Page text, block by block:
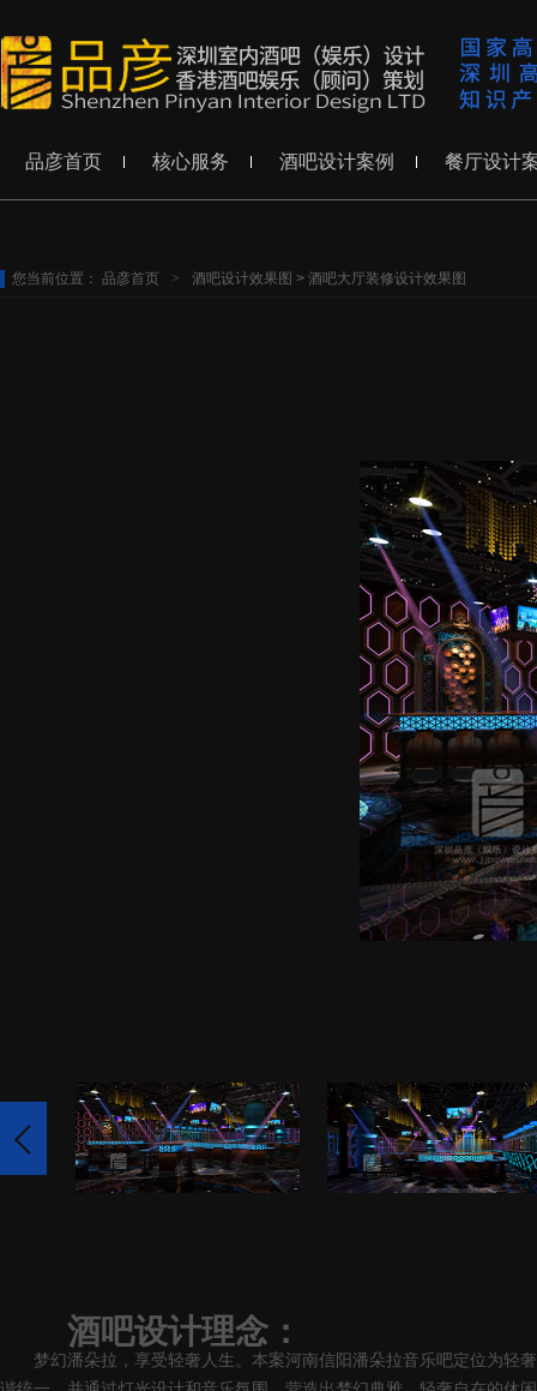
品彦首页 核心服务 酒吧设计案例 餐厅设计
您当前位置： 品彦首页 > 酒吧设计效果图 > 酒吧大厅装修设计效果图
酒吧设计理念：
梦幻潘朵拉，享受轻奢人生。本案河南信阳潘朵拉音乐吧定位为轻